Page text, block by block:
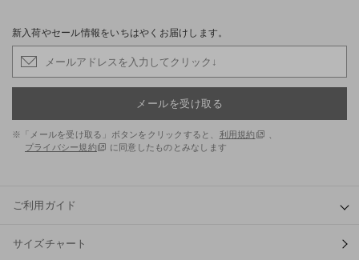
新入荷やセール情報をいちはやくお届けします。
メールを受け取る
※「メールを受け取る」ボタンをクリックすると、 利用規約
プライバシー規約
に同意したものとみなします
ご利用ガイド
サイズチャート